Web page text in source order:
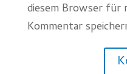
diesem Browser für
Kommentar